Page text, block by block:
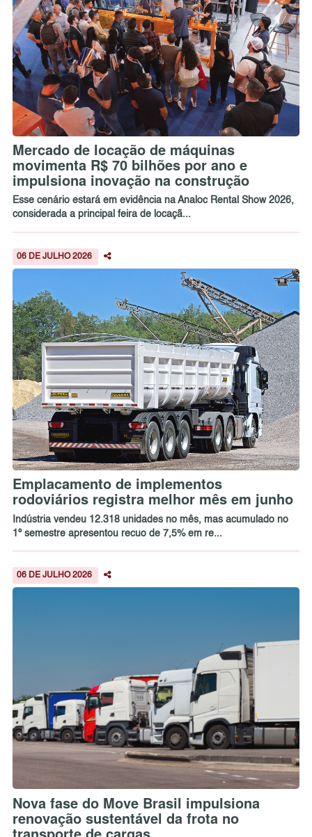
Mercado de locação de máquinas
movimenta R$ 70 bilhões por ano e
impulsiona inovação na construção
Esse cenário estará em evidência na Analoc Rental Show 2026,
considerada a principal feira de locaçã...
06 DE JULHO 2026
Emplacamento de implementos
rodoviários registra melhor mês em junho
Indústria vendeu 12.318 unidades no mês, mas acumulado no
1º semestre apresentou recuo de 7,5% em re...
06 DE JULHO 2026
Nova fase do Move Brasil impulsiona
renovação sustentável da frota no